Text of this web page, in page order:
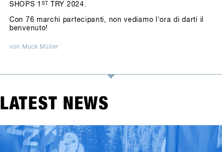
SHOPS 1 ST TRY 2024.
Con 76 marchi partecipanti, non vediamo l'ora di darti il
benvenuto!
von Muck Müller
LATEST NEWS